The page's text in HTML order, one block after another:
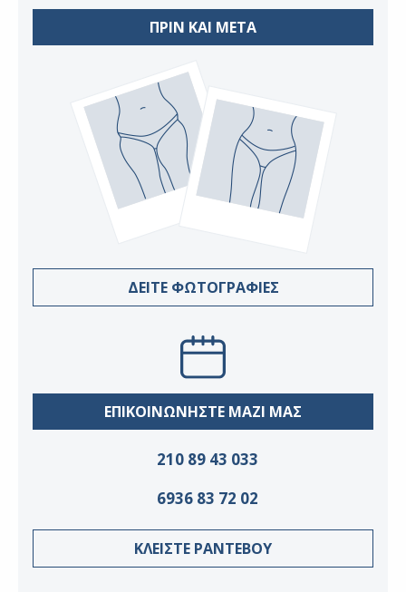
ΠΡΙΝ ΚΑΙ ΜΕΤΑ
ΔΕΙΤΕ ΦΩΤΟΓΡΑΦΙΕΣ
ΕΠΙΚΟΙΝΩΝΗΣΤΕ ΜΑΖΙ ΜΑΣ
210 89 43 033
6936 83 72 02
ΚΛΕΙΣΤΕ ΡΑΝΤΕΒΟΥ